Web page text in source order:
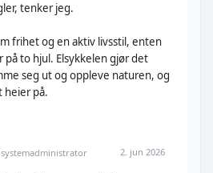
tenker jeg.
frihet og en aktiv livsstil, enten
to hjul. Elsykkelen gjør det
seg ut og oppleve naturen, og
heier på.
2. jun 2026